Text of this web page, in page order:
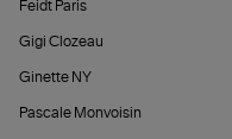
Feidt Paris
Gigi Clozeau
Ginette NY
Pascale Monvoisin